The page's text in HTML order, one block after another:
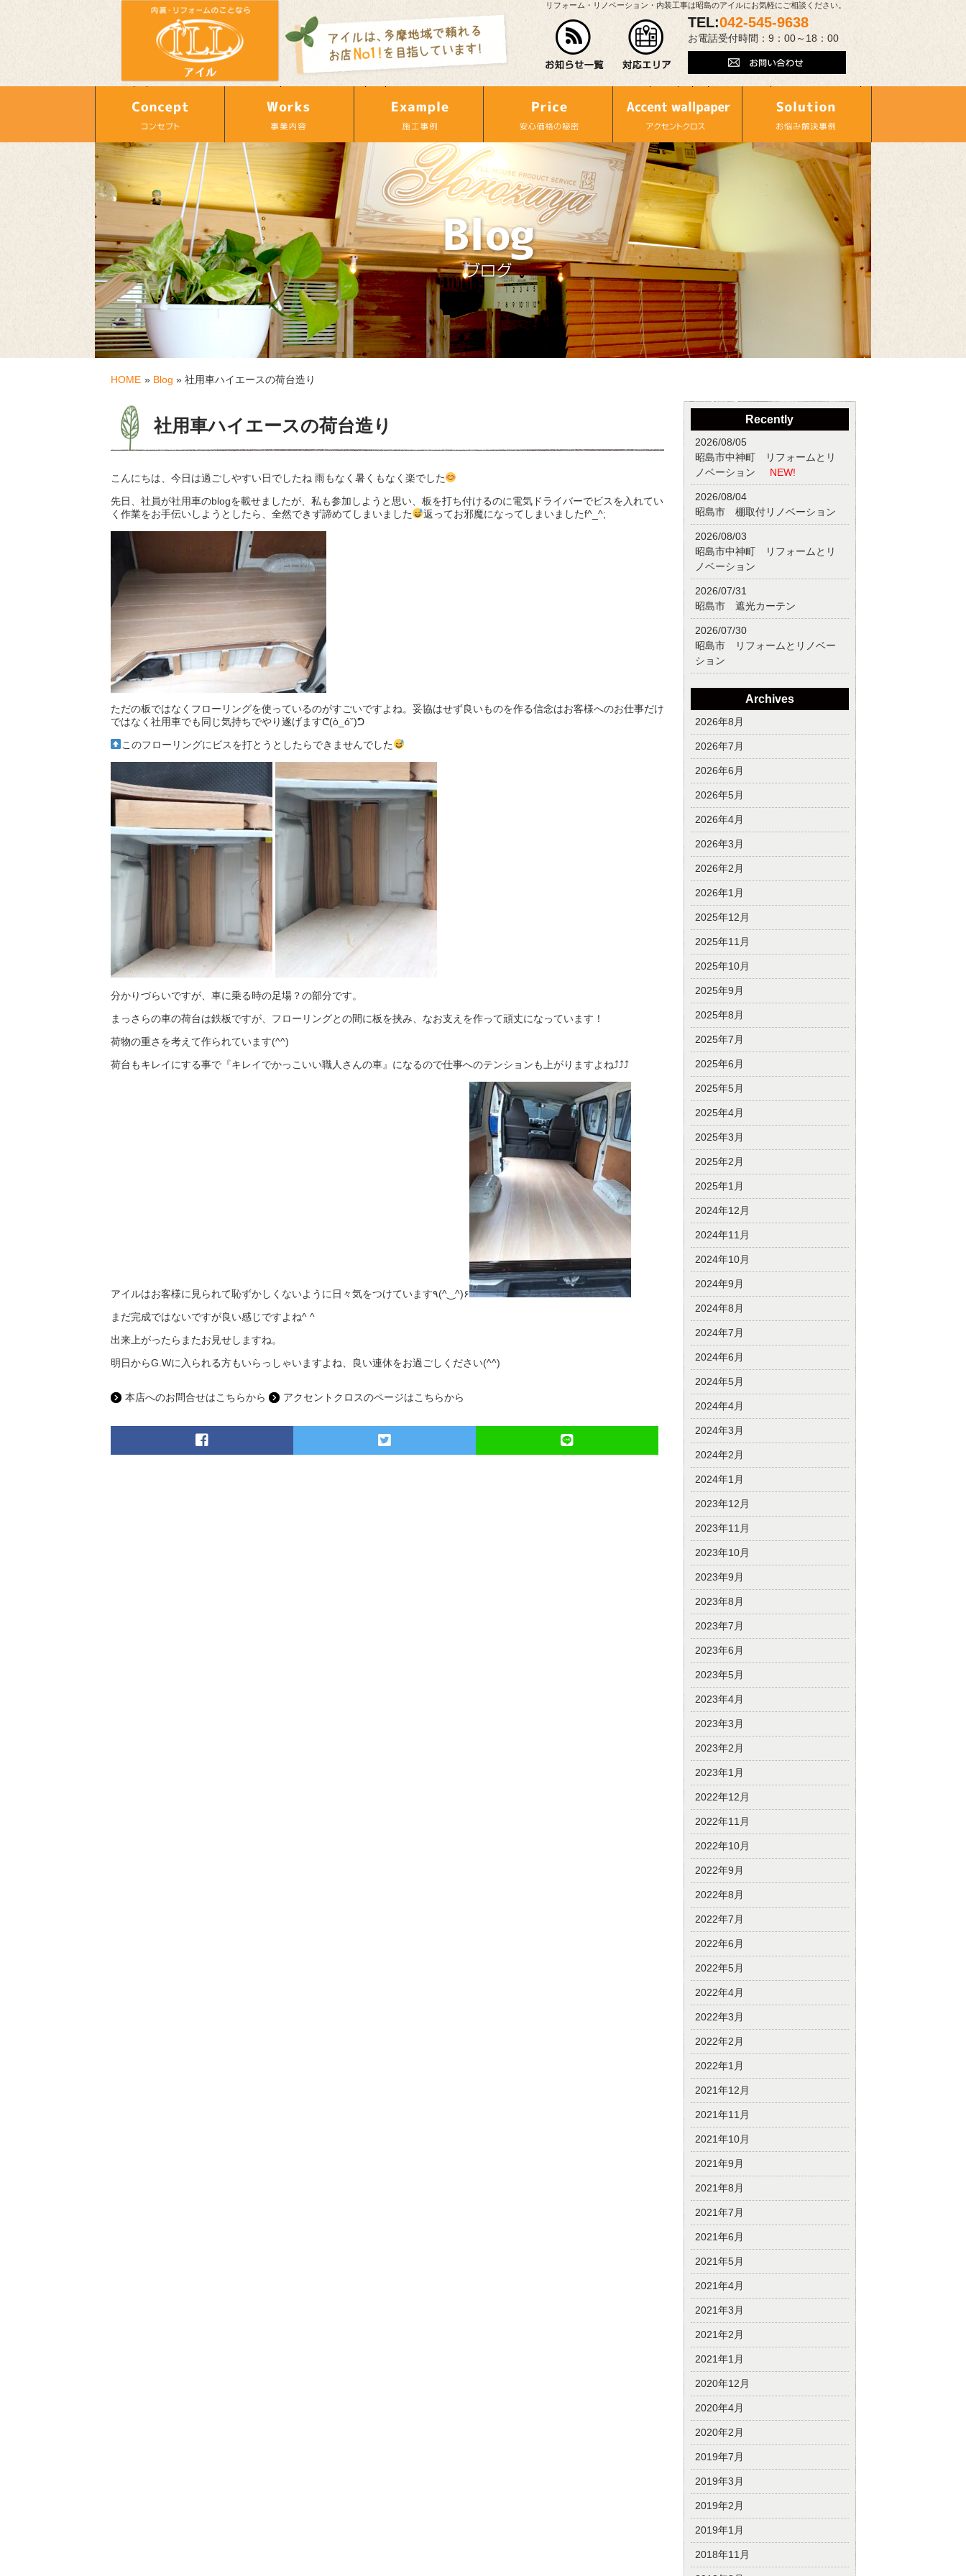
リフォーム・リノベーション・内装工事は昭島のアイルにお気軽にご相談ください。
TEL:042-545-9638
お電話受付時間：9：00～18：00
HOME » Blog » 社用車ハイエースの荷台造り
社用車ハイエースの荷台造り
こんにちは、今日は過ごしやすい日でしたね 雨もなく暑くもなく楽でした
先日、社員が社用車のblogを載せましたが、私も参加しようと思い、板を打ち付けるのに電気ドライバーでビスを入れてい
く作業をお手伝いしようとしたら、全然できず諦めてしまいました
返ってお邪魔になってしまいましたf^_^;
ただの板ではなくフローリングを使っているのがすごいですよね。妥協はせず良いものを作る信念はお客様へのお仕事だけ
ではなく社用車でも同じ気持ちでやり遂げますᕦ(ò_óˇ)ᕤ
このフローリングにビスを打とうとしたらできませんでした
分かりづらいですが、車に乗る時の足場？の部分です。
まっさらの車の荷台は鉄板ですが、フローリングとの間に板を挟み、なお支えを作って頑丈になっています！
荷物の重さを考えて作られています(^^)
荷台もキレイにする事で『キレイでかっこいい職人さんの車』になるので仕事へのテンションも上がりますよね⤴︎⤴︎⤴︎
アイルはお客様に見られて恥ずかしくないように日々気をつけています٩(^‿^)۶
まだ完成ではないですが良い感じですよね^ ^
出来上がったらまたお見せしますね。
明日からG.Wに入られる方もいらっしゃいますよね、良い連休をお過ごしください(^^)
本店へのお問合せはこちらから アクセントクロスのページはこちらから
Recently
2026/08/05
昭島市中神町 リフォームとリ
ノベーション
NEW!
2026/08/04
昭島市 棚取付リノベーション
2026/08/03
昭島市中神町 リフォームとリ
ノベーション
2026/07/31
昭島市 遮光カーテン
2026/07/30
昭島市 リフォームとリノベー
ション
Archives
2026年8月
2026年7月
2026年6月
2026年5月
2026年4月
2026年3月
2026年2月
2026年1月
2025年12月
2025年11月
2025年10月
2025年9月
2025年8月
2025年7月
2025年6月
2025年5月
2025年4月
2025年3月
2025年2月
2025年1月
2024年12月
2024年11月
2024年10月
2024年9月
2024年8月
2024年7月
2024年6月
2024年5月
2024年4月
2024年3月
2024年2月
2024年1月
2023年12月
2023年11月
2023年10月
2023年9月
2023年8月
2023年7月
2023年6月
2023年5月
2023年4月
2023年3月
2023年2月
2023年1月
2022年12月
2022年11月
2022年10月
2022年9月
2022年8月
2022年7月
2022年6月
2022年5月
2022年4月
2022年3月
2022年2月
2022年1月
2021年12月
2021年11月
2021年10月
2021年9月
2021年8月
2021年7月
2021年6月
2021年5月
2021年4月
2021年3月
2021年2月
2021年1月
2020年12月
2020年4月
2020年2月
2019年7月
2019年3月
2019年2月
2019年1月
2018年11月